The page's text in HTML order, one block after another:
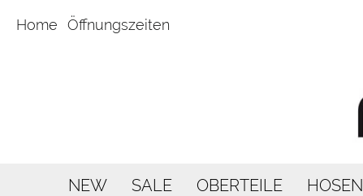
Home Öffnungszeiten
NEW SALE OBERTEILE HOSEN